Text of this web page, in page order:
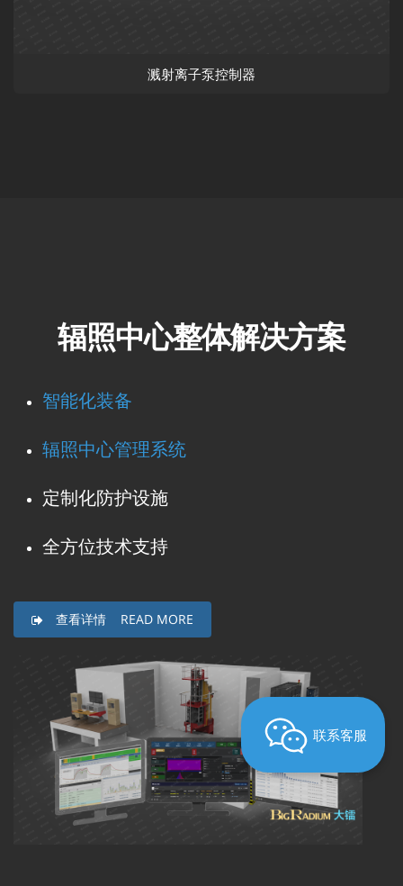
溅射离子泵控制器
辐照中心整体解决方案
智能化装备
辐照中心管理系统
定制化防护设施
全方位技术支持
查看详情 READ MORE
联系客服